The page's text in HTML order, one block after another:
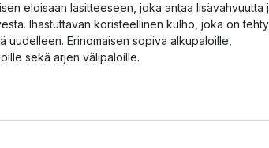
eloisaan lasitteeseen, joka antaa lisävahvuutta
Ihastuttavan koristeellinen kulho, joka on tehty
uudelleen. Erinomaisen sopiva alkupaloille,
sekä arjen välipaloille.